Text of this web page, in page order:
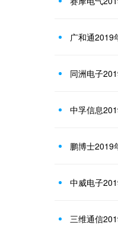
广和通2019
同洲电子
中孚信息
鹏博士2019
中威电子
三维通信